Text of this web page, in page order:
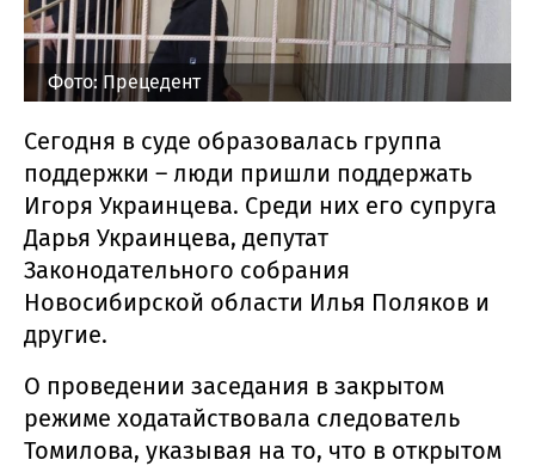
Фото: Прецедент
Сегодня в суде образовалась группа
поддержки – люди пришли поддержать
Игоря Украинцева. Среди них его супруга
Дарья Украинцева, депутат
Законодательного собрания
Новосибирской области Илья Поляков и
другие.
О проведении заседания в закрытом
режиме ходатайствовала следователь
Томилова, указывая на то, что в открытом